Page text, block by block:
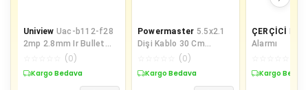
Uniview Uac-b112-f28
2mp 2.8mm Ir Bullet
Analog Kamera
(0)
Kargo Bedava
Powermaster 5.5x2.1
Dişi Kablo 30 Cm
(adaptör Fişi Dişi
(0)
Kargo Bedava
ÇERÇİCİ
Alarmı
Kargo